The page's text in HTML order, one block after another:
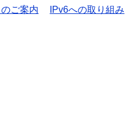
ご案内
IPv6への取り組み